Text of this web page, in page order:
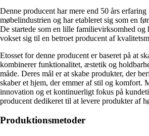
Denne producent har mere end 50 års
møbelindustrien og har etableret sig som en
De startede som en lille familievirksomhed og
vokset sig til en betroet producent af
Etosset for denne producent er baseret på at
kombinerer funktionalitet, æstetik og
måde. Deres mål er at skabe produkter, der
skaber et hjem, der emmer af stil og komfort.
innovation og et kontinuerligt fokus på
producent dedikeret til at levere produkter af
Produktionsmetoder